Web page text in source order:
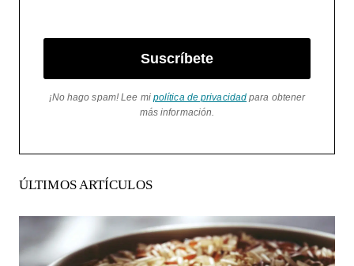
Suscríbete
¡No hago spam! Lee mi política de privacidad para obtener
más información.
ÚLTIMOS ARTÍCULOS